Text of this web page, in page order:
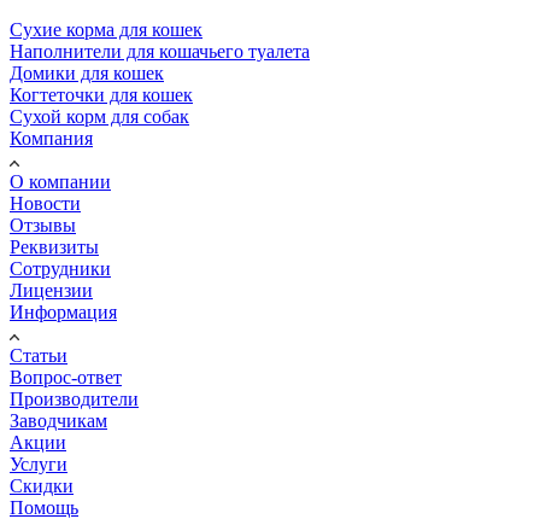
Сухие корма для кошек
Наполнители для кошачьего туалета
Домики для кошек
Когтеточки для кошек
Сухой корм для собак
Компания
О компании
Новости
Отзывы
Реквизиты
Сотрудники
Лицензии
Информация
Статьи
Вопрос-ответ
Производители
Заводчикам
Акции
Услуги
Скидки
Помощь